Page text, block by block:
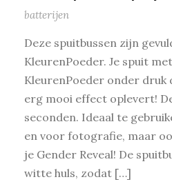
batterijen
Deze spuitbussen zijn
KleurenPoeder. Je spuit
KleurenPoeder onder druk
erg mooi effect oplevert!
seconden. Ideaal te
en voor fotografie, maar
je Gender Reveal! De
witte huls, zodat […]